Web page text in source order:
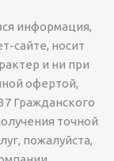
информация,
сайте, носит
и ни при
офертой,
Гражданского
точной
пожалуйста,